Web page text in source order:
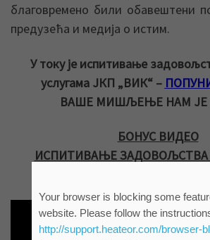
благовремено били обавештени
предузећа и медија о истим.
У току је испитивање
услугама ЈКП „ВИК“ –
ВАШЕ МИШЉЕЊЕ НАМ ЈЕ
БОНУС ВИДЕО
ИСПИТИВАЊЕ
Your browser is blocking some
website. Please follow the
http://support.heateor.com/browser-